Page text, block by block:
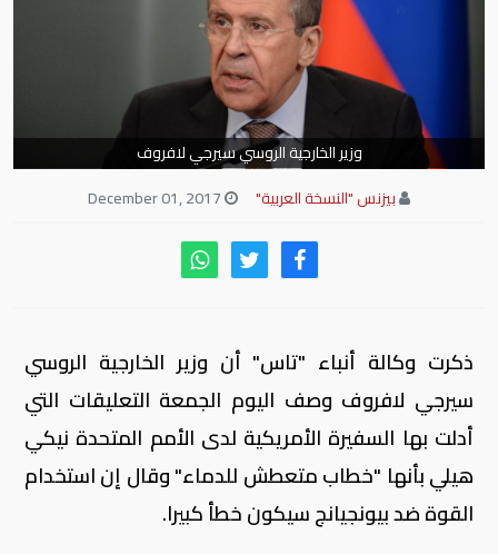
وزير الخارجية الروسي سيرجي لافروف
بيزنس "النسخة العربية"
ذكرت وكالة أنباء "تاس" أن وزير الخارجية الروسي
سيرجي لافروف وصف اليوم الجمعة التعليقات التي
أدلت بها السفيرة الأمريكية لدى الأمم المتحدة نيكي
هيلي بأنها "خطاب متعطش للدماء" وقال إن استخدام
القوة ضد بيونجيانج سيكون خطأ كبيرا.